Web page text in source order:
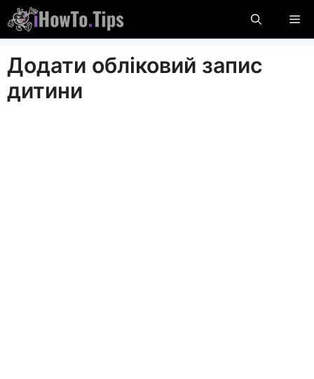
Пропустити
вміст
Додати обліковий запис
дитини